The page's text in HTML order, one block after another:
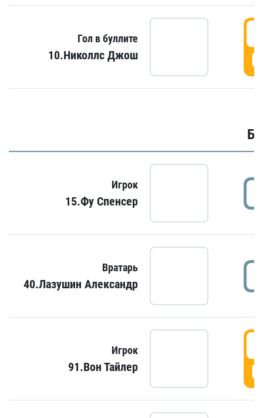
Гол в буллите
10.Николлс Джош
Игрок
15.Фу Спенсер
Вратарь
40.Лазушин Александр
Игрок
91.Вон Тайлер